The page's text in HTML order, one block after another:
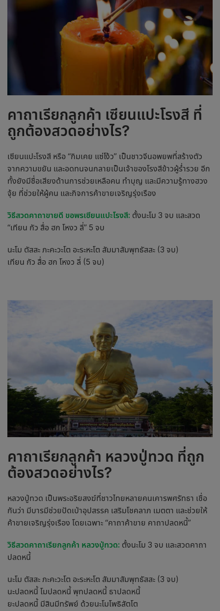
คาถาเรียกลูกค้า เซียนแปะโรงสี ที่
ถูกต้องสวดอย่างไร?
เซียนแปะโรงสี หรือ “กิมเคย แซ่โง้ว” เป็นชาวจีนอพยพที่สร้างตัว
จากความขยัน และอดทนจนกลายเป็นเจ้าของโรงสีข้าวผู้ร่ำรวย อีก
ทั้งยังมีชื่อเสียงด้านการช่วยเหลือคน ทำบุญ และมีความรู้ทางฮวง
จุ้ย ที่ช่วยให้ผู้คน และกิจการค้าขายเจริญรุ่งเรือง
วิธีสวดคาถาขายดี ขอพรเซียนแปะโรงสี: ตั้งนะโม 3 จบ และสวด
“เทียน กัว สื่อ ฮก โหงว ลี่” 5 จบ
นะโม ตัสสะ ภะคะวะโต อะระหะโต สัมมาสัมพุทธัสสะ (3 จบ)
เทียน กัว สื่อ ฮก โหงว ลี่ (5 จบ)
คาถาเรียกลูกค้า หลวงปู่ทวด ที่ถูก
ต้องสวดอย่างไร?
หลวงปู่ทวด เป็นพระอริยสงฆ์ที่ชาวไทยหลายคนเคารพศรัทธา เชื่อ
กันว่า มีบารมีช่วยปัดเป่าอุปสรรค เสริมโชคลาภ เมตตา และช่วยให้
ค้าขายเจริญรุ่งเรือง โดยเฉพาะ “คาถาค้าขาย คาถาปลดหนี้”
วิธีสวดคาถาเรียกลูกค้า หลวงปู่ทวด: ตั้งนะโม 3 จบ และสวดคาถา
ปลดหนี้
นะโม ตัสสะ ภะคะวะโต อะระหะโต สัมมาสัมพุทธัสสะ (3 จบ)
นะปลดหนี้ โมปลดหนี้ พุทปลดหนี้ ธาปลดหนี้
ยะปลดหนี้ มีสินมีทรัพย์ ด้วยนะโมโพธิสัตโต